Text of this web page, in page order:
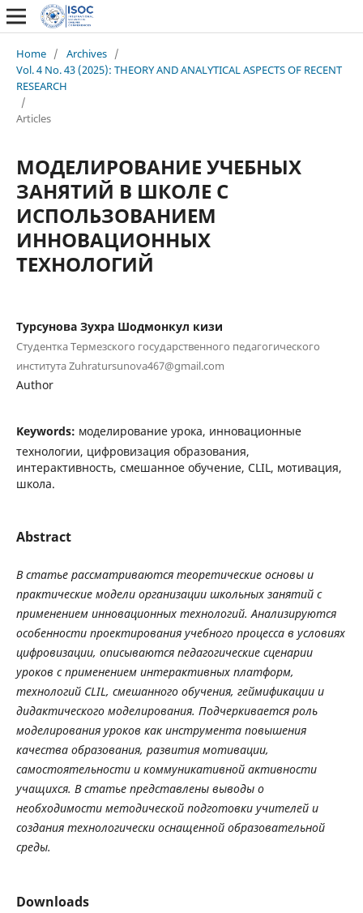
Home / Archives /
Vol. 4 No. 43 (2025): THEORY AND ANALYTICAL ASPECTS OF RECENT
RESEARCH
/
Articles
МОДЕЛИРОВАНИЕ УЧЕБНЫХ
ЗАНЯТИЙ В ШКОЛЕ С
ИСПОЛЬЗОВАНИЕМ
ИННОВАЦИОННЫХ
ТЕХНОЛОГИЙ
Турсунова Зухра Шодмонкул кизи
Студентка Термезского государственного педагогического
института Zuhratursunova467@gmail.com
Author
Keywords: моделирование урока, инновационные
технологии, цифровизация образования,
интерактивность, смешанное обучение, CLIL, мотивация,
школа.
Abstract
В статье рассматриваются теоретические основы и
практические модели организации школьных занятий с
применением инновационных технологий. Анализируются
особенности проектирования учебного процесса в условиях
цифровизации, описываются педагогические сценарии
уроков с применением интерактивных платформ,
технологий CLIL, смешанного обучения, геймификации и
дидактического моделирования. Подчеркивается роль
моделирования уроков как инструмента повышения
качества образования, развития мотивации,
самостоятельности и коммуникативной активности
учащихся. В статье представлены выводы о
необходимости методической подготовки учителей и
создания технологически оснащенной образовательной
среды.
Downloads